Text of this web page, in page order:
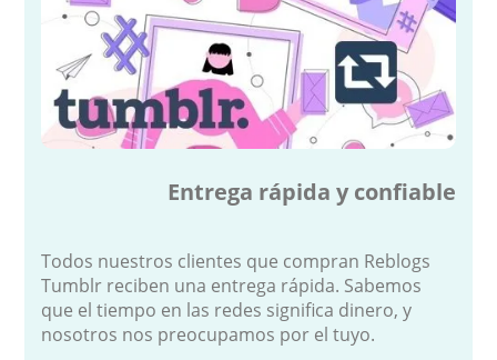
Entrega rápida y confiable
Todos nuestros clientes que compran Reblogs
Tumblr reciben una entrega rápida. Sabemos
que el tiempo en las redes significa dinero, y
nosotros nos preocupamos por el tuyo.